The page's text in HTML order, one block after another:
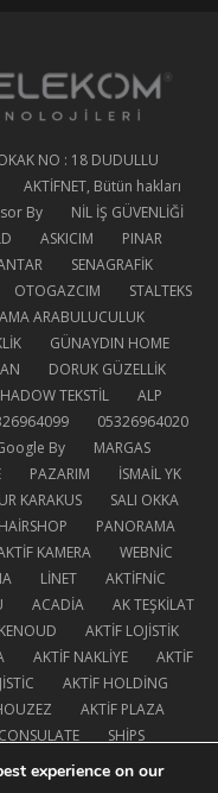
NO : 18 DUDULLU
AKTİFNET, Bütün hakları
By
NİL İŞ GÜVENLİĞİ
ASKICIM
PINAR
SENAGRAFİK
OTOGAZCIM
STALTEKS
ARABULUCULUK
GÜNAYDIN HOME
DORUK GÜZELLİK
TEKSTİL
ALP
05326964020
By
MARGAS
PAZARIM
İSMAİL YK
KARAKUS
SALI OKKA
HAİRSHOP
PANORAMA
KAMERA
WEBNİC
LİNET
AKTİFNİC
ACADİA
AK TEŞKİLAT
KENOUD
AKTİF LOJİSTİK
AKTİF NAKLİYE
AKTİF
AKTİF HOLDİNG
AKTİF PLAZA
CONSULATE
SHİPS
AUTOBUS
experience on our